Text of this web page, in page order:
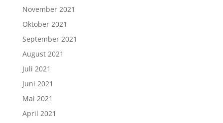
November 2021
Oktober 2021
September 2021
August 2021
Juli 2021
Juni 2021
Mai 2021
April 2021